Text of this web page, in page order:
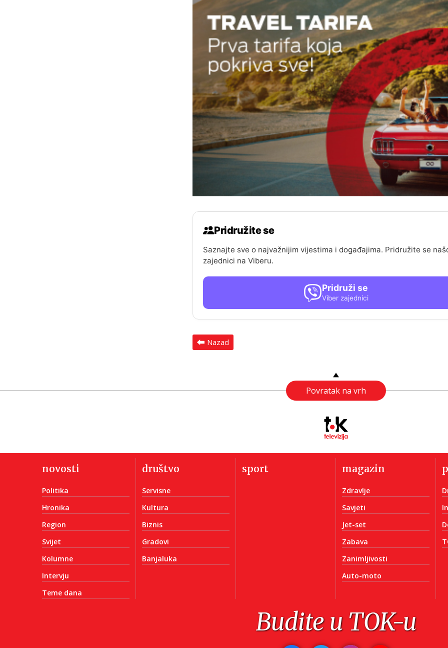
Pridružite se
Saznajte sve o najvažnijim vijestima i događajima. Pridružite se
zajednici na Viberu.
Pridruži se
Viber zajednici
Nazad
Povratak na vrh
novosti
Politika
Hronika
Region
Svijet
Kolumne
Intervju
Teme dana
društvo
Servisne
Kultura
Biznis
Gradovi
Banjaluka
sport magazin
Zdravlje
Savjeti
Jet-set
Zabava
Zanimljivosti
Auto-moto
Budite u TOK-u